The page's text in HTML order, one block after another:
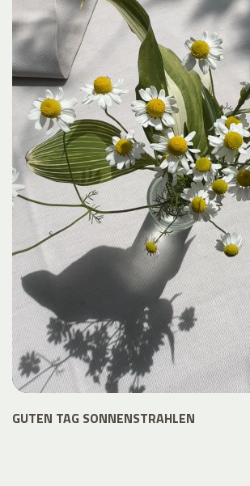
GUTEN TAG SONNENSTRAHLEN